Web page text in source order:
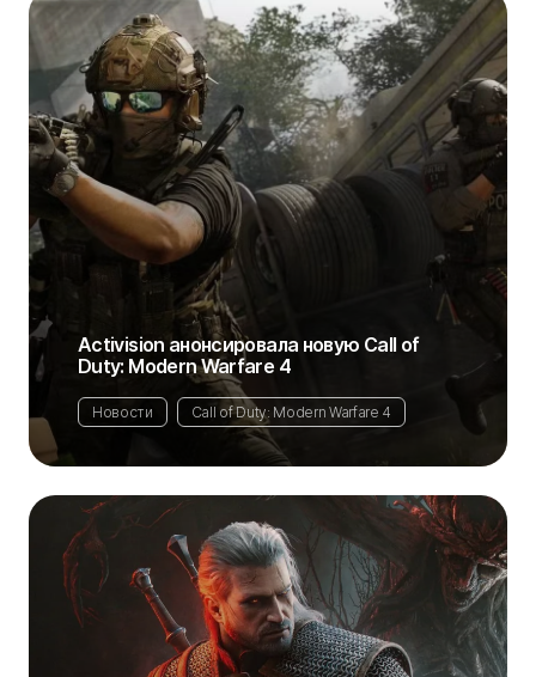
Activision анонсировала новую Call of
Duty: Modern Warfare 4
Новости Call of Duty: Modern Warfare 4